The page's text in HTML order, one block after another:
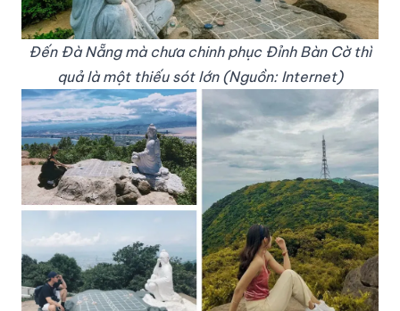
Đến Đà Nẵng mà chưa chinh phục Đỉnh Bàn Cờ thì
quả là một thiếu sót lớn (Nguồn: Internet)